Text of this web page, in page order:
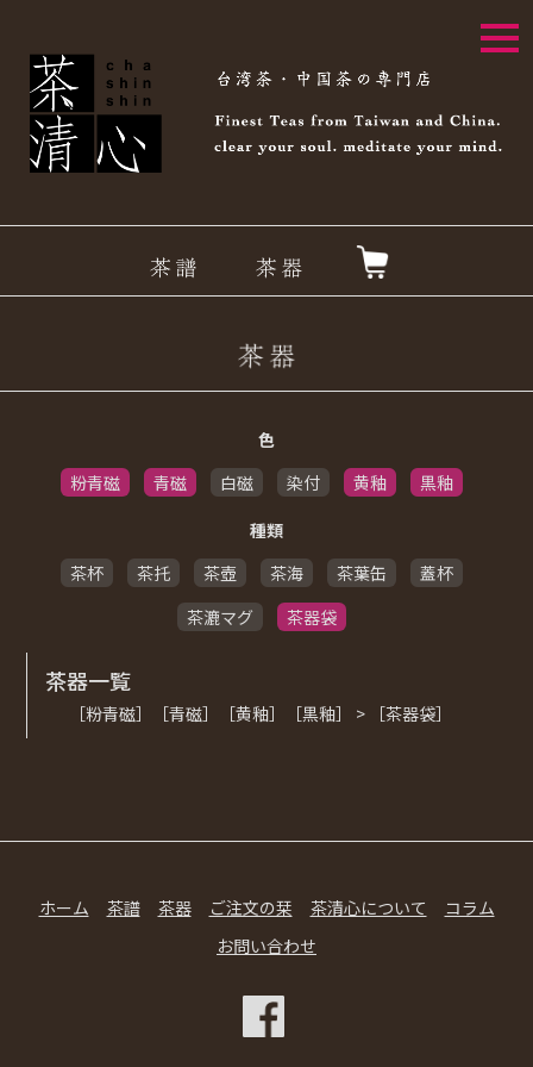
色
粉青磁
青磁 白磁 染付 黄釉
黒釉
種類
茶杯
茶托 茶壺 茶海 茶葉缶
蓋杯
茶漉マグ
茶器袋
茶器一覧
［粉青磁］［青磁］［黄釉］［黒釉］ > ［茶器袋］
ホーム 茶譜 茶器 ご注文の栞 茶清心について
コラム
お問い合わせ